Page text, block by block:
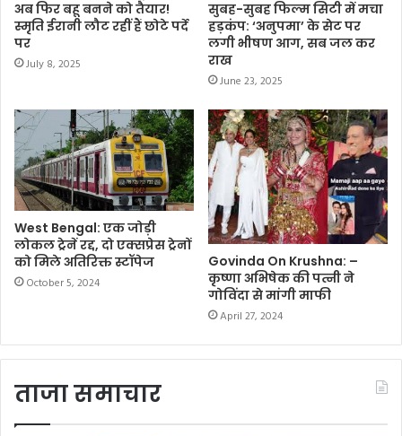
c
b
o
k
i
r
a
p
p
a
a
r
e
अब फिर बहू बनने को तैयार!
स्मृति ईरानी लौट रहीं हैं छोटे पर्दे
पर
July 8, 2025
सुबह-सुबह फिल्म सिटी में मचा
हड़कंप: ‘अनुपमा’ के सेट पर
लगी भीषण आग, सब जल कर
राख
June 23, 2025
West Bengal: एक जोड़ी
लोकल ट्रेनें रद्द, दो एक्सप्रेस ट्रेनों
को मिले अतिरिक्त स्टॉपेज
October 5, 2024
Govinda On Krushna: –
कृष्णा अभिषेक की पत्नी ने
गोविंदा से मांगी माफी
April 27, 2024
ताजा समाचार